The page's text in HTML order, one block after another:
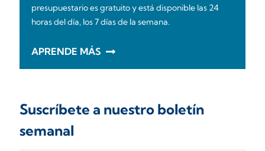
presupuestario es gratuito y está disponible las 24
horas del día, los 7 días de la semana.
APRENDE MÁS
Suscríbete a nuestro boletín
semanal